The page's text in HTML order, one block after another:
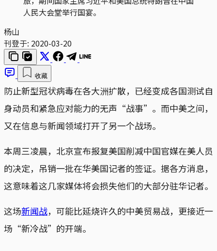
人民大会堂举行国宴。
杨山
刊登于: 2020-03-20
收藏
防止新型冠状病毒在各大洲扩散，已经变成各国测试自
身动员和紧急应对能力的无声“战事”。而中美之间，
又在信息与新闻领域打开了另一个战场。
本周三凌晨，北京宣布报复美国削减中国官媒在美人员
的决定，吊销一批在华美国记者的签证。据各方消息，
这意味着这几家媒体将会损失他们的大部分驻华记者。
这场新闻战，可能比延烧许久的中美贸易战，更接近一
场“新冷战”的开端。